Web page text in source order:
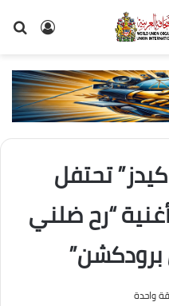
تسجيل
تحتفل
“رح ضلني
برودكشن”
واحدة